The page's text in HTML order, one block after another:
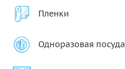
Пленки
Одноразовая посуда